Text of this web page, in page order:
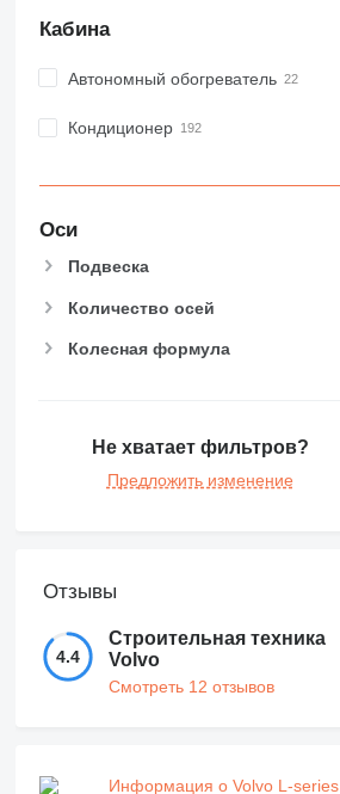
Кабина
Автономный обогреватель
Кондиционер
Оси
Подвеска
Количество осей
Колесная формула
Не хватает фильтров?
Предложить изменение
Отзывы
4.4
Строительная техника
Volvo
Смотреть 12 отзывов
Информация о Volvo L-series